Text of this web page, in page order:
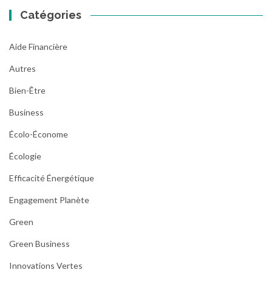
Catégories
Aide Financière
Autres
Bien-Être
Business
Écolo-Économe
Écologie
Efficacité Énergétique
Engagement Planète
Green
Green Business
Innovations Vertes